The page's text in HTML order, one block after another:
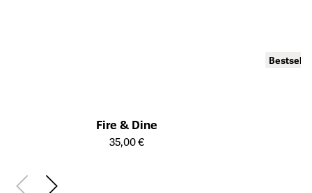
Fire & Dine
Öffnet die Detailseite des Produkts
35,00 €